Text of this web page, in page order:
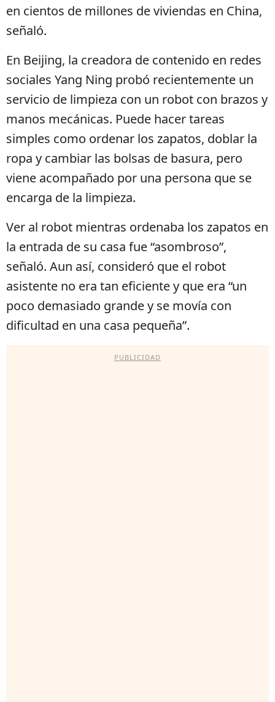
en cientos de millones de viviendas en China,
señaló.
En Beijing, la creadora de contenido en redes
sociales Yang Ning probó recientemente un
servicio de limpieza con un robot con brazos y
manos mecánicas. Puede hacer tareas
simples como ordenar los zapatos, doblar la
ropa y cambiar las bolsas de basura, pero
viene acompañado por una persona que se
encarga de la limpieza.
Ver al robot mientras ordenaba los zapatos en
la entrada de su casa fue “asombroso”,
señaló. Aun así, consideró que el robot
asistente no era tan eficiente y que era “un
poco demasiado grande y se movía con
dificultad en una casa pequeña”.
PUBLICIDAD